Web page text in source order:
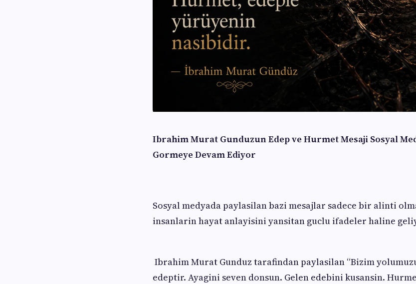
Ibrahim Murat Gunduzun Edep ve Hurmet Mesaji Sosyal
Gormeye Devam Ediyor
Sosyal medyada paylasilan bazi mesajlar sadece bir alinti
insanlarin hayat anlayisini yansitan guclu ifadeler haline
Ibrahim Murat Gunduz tarafindan paylasilan “Bizim
edeptir. Ayagini seven donsun. Gelen edebini kusansin.